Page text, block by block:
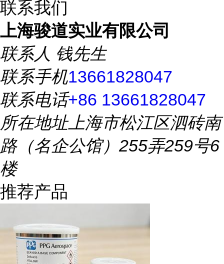
联系我们
上海骏道实业有限公司
联系人 钱先生
联系手机13661828047
联系电话+86 13661828047
所在地址上海市松江区泗砖南
路（名企公馆）255弄259号6
楼
推荐产品